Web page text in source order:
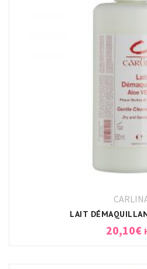
20,10€